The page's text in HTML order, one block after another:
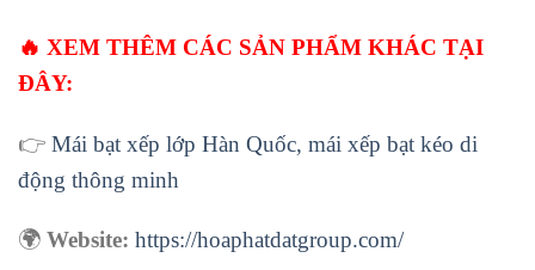
🔥 XEM THÊM CÁC SẢN PHẨM KHÁC TẠI
ĐÂY:
👉 Mái bạt xếp lớp Hàn Quốc, mái xếp bạt kéo di
động thông minh
🌍 Website: https://hoaphatdatgroup.com/